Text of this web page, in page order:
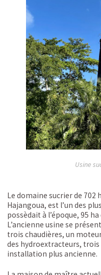
Usine
Le domaine sucrier de 702
Hajangoua, est l’un des
possèdait à l’époque, 95
L’ancienne usine se
trois chaudières, un
des hydroextracteurs, trois
installation plus ancienne.